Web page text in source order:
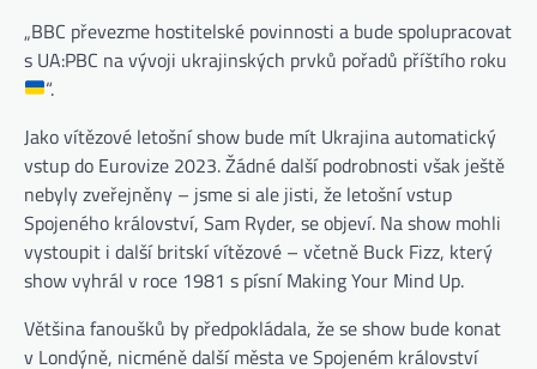
„BBC převezme hostitelské povinnosti a bude spolupracovat
s UA:PBC na vývoji ukrajinských prvků pořadů příštího roku
“.
Jako vítězové letošní show bude mít Ukrajina automatický
vstup do Eurovize 2023. Žádné další podrobnosti však ještě
nebyly zveřejněny – jsme si ale jisti, že letošní vstup
Spojeného království, Sam Ryder, se objeví. Na show mohli
vystoupit i další britskí vítězové – včetně Buck Fizz, který
show vyhrál v roce 1981 s písní Making Your Mind Up.
Většina fanoušků by předpokládala, že se show bude konat
v Londýně, nicméně další města ve Spojeném království